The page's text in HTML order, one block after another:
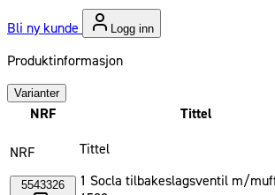
Bli ny kunde Logg inn
Produktinformasjon
Varianter
NRF Tittel
NRF
5543326
Tittel
1 Socla tilbakeslagsventil m/